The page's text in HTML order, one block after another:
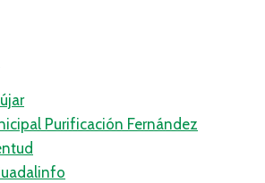
Purificación Fernández